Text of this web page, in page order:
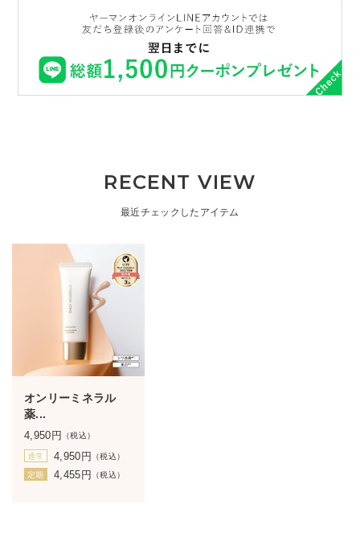
RECENT VIEW
最近チェックしたアイテム
オンリーミネラル
薬...
4,950 円 （税込）
通常 4,950 円 （税込）
定期 4,455 円 （税込）